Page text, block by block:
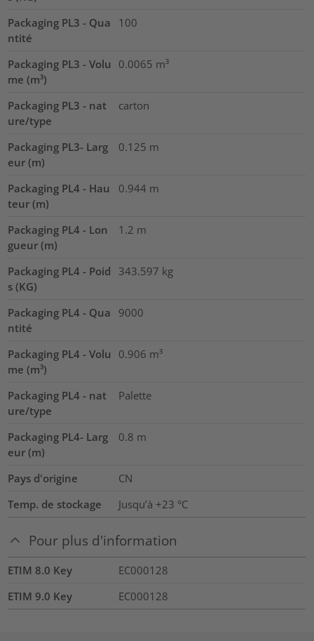
Packaging PL3 - Qua
ntité
100
Packaging PL3 - Volu
me (m³)
0.0065 m³
Packaging PL3 - nat
ure/type
carton
Packaging PL3- Larg
eur (m)
0.125 m
Packaging PL4 - Hau
teur (m)
0.944 m
Packaging PL4 - Lon
gueur (m)
1.2 m
Packaging PL4 - Poid
s (KG)
343.597 kg
Packaging PL4 - Qua
ntité
9000
Packaging PL4 - Volu
me (m³)
0.906 m³
Packaging PL4 - nat
ure/type
Palette
Packaging PL4- Larg
eur (m)
0.8 m
Pays d'origine
CN
Temp. de stockage
Jusqu’à +23 °C
Pour plus d'information
ETIM 8.0 Key
EC000128
ETIM 9.0 Key
EC000128